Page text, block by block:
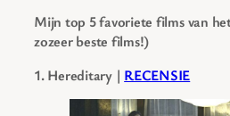
Mijn top 5 favoriete films van
zozeer beste films!)
1. Hereditary | RECENSIE